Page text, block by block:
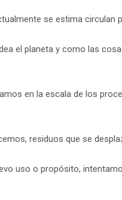
se estima circulan
el planeta y como las
en la escala de los
residuos que se
uso o propósito,